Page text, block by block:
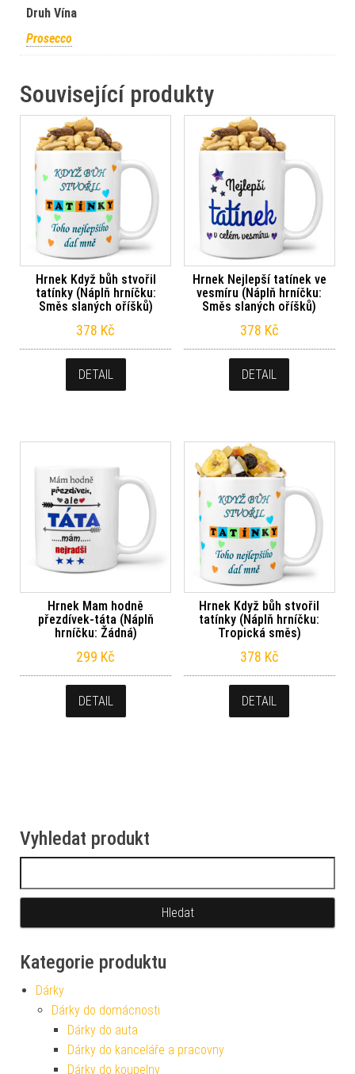
Druh Vína
Prosecco
Související produkty
Hrnek Když bůh stvořil
tatínky (Náplň hrníčku:
Směs slaných oříšků)
378 Kč
DETAIL
Hrnek Nejlepší tatínek ve
vesmíru (Náplň hrníčku:
Směs slaných oříšků)
378 Kč
DETAIL
Hrnek Mam hodně
přezdívek-táta (Náplň
hrníčku: Žádná)
299 Kč
DETAIL
Hrnek Když bůh stvořil
tatínky (Náplň hrníčku:
Tropická směs)
378 Kč
DETAIL
Vyhledat produkt
Kategorie produktu
Dárky
Dárky do domácnosti
Dárky do auta
Dárky do kanceláře a pracovny
Dárky do koupelny